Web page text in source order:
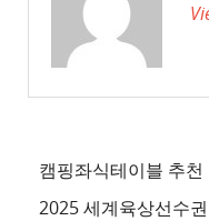
사
캠핑좌식테이블 추
2025 세계육상선수